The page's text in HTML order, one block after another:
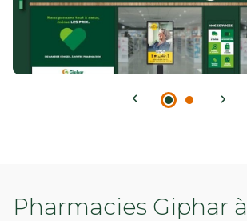
Pharmacies Giphar à